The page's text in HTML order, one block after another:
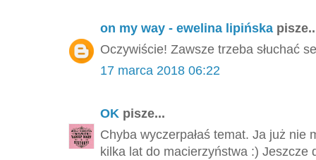
on my way - ewelina lipińska
Oczywiście! Zawsze trzeba słuchać
17 marca 2018 06:22
OK pisze...
Chyba wyczerpałaś temat. Ja już nie
kilka lat do macierzyństwa :) Jeszcze